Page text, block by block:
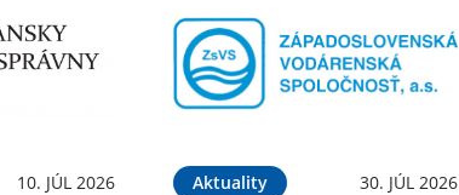
10. JÚL 2026 Aktuality 30. JÚL 2026